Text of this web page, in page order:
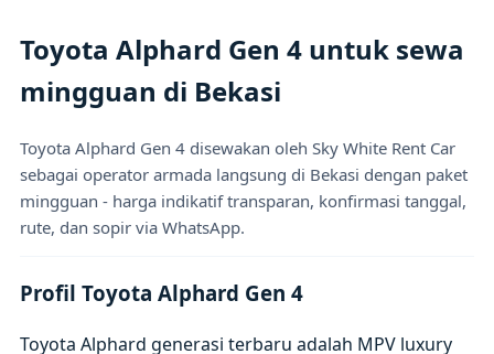
Toyota Alphard Gen 4 untuk sewa
mingguan di Bekasi
Toyota Alphard Gen 4 disewakan oleh Sky White Rent Car
sebagai operator armada langsung di Bekasi dengan paket
mingguan - harga indikatif transparan, konfirmasi tanggal,
rute, dan sopir via WhatsApp.
Profil Toyota Alphard Gen 4
Toyota Alphard generasi terbaru adalah MPV luxury